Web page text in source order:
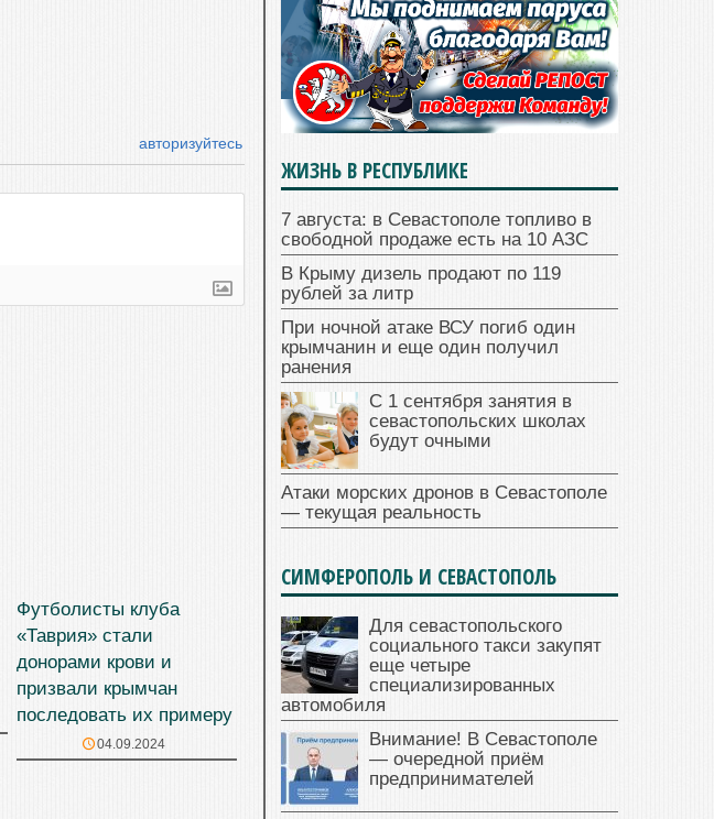
авторизуйтесь
Футболисты клуба
«Таврия» стали
донорами крови и
призвали крымчан
последовать их примеру
04.09.2024
ЖИЗНЬ В РЕСПУБЛИКЕ
7 августа: в Севастополе топливо в
свободной продаже есть на 10 АЗС
В Крыму дизель продают по 119
рублей за литр
При ночной атаке ВСУ погиб один
крымчанин и еще один получил
ранения
С 1 сентября занятия в
севастопольских школах
будут очными
Атаки морских дронов в Севастополе
— текущая реальность
СИМФЕРОПОЛЬ И СЕВАСТОПОЛЬ
Для севастопольского
социального такси закупят
еще четыре
специализированных
автомобиля
Внимание! В Севастополе
— очередной приём
предпринимателей